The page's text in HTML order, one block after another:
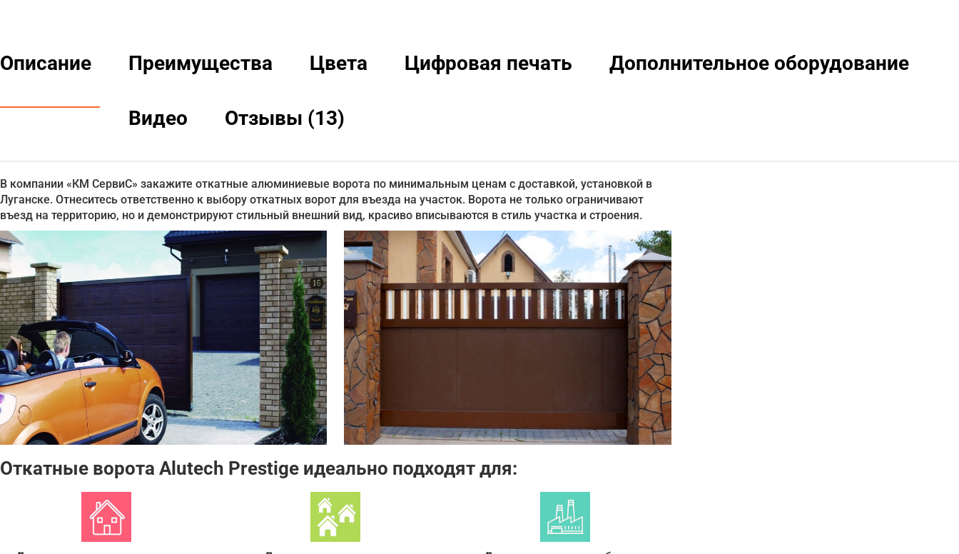
Описание Преимущества Цвета Цифровая печать Дополнительное оборудование
Видео Отзывы (13)
В компании «КМ СервиС» закажите откатные алюминиевые ворота по минимальным ценам с доставкой, установкой в
Луганске. Отнеситесь ответственно к выбору откатных ворот для въезда на участок. Ворота не только ограничивают
въезд на территорию, но и демонстрируют стильный внешний вид, красиво вписываются в стиль участка и строения.
Откатные ворота Alutech Prestige идеально подходят для: